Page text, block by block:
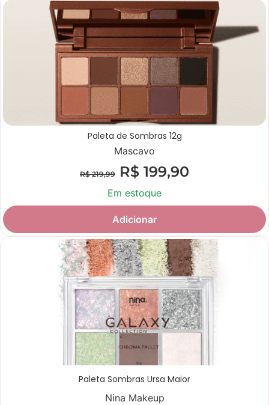
Paleta de Sombras 12g
Mascavo
R$219,99 R$ 199,90
Em estoque
Adicionar
Paleta Sombras Ursa Maior
Nina Makeup